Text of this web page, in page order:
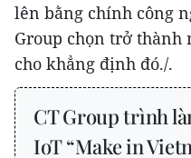
lên bằng chính công
Group chọn trở thành
cho khẳng định đó./.
CT Group trình
IoT “Make in